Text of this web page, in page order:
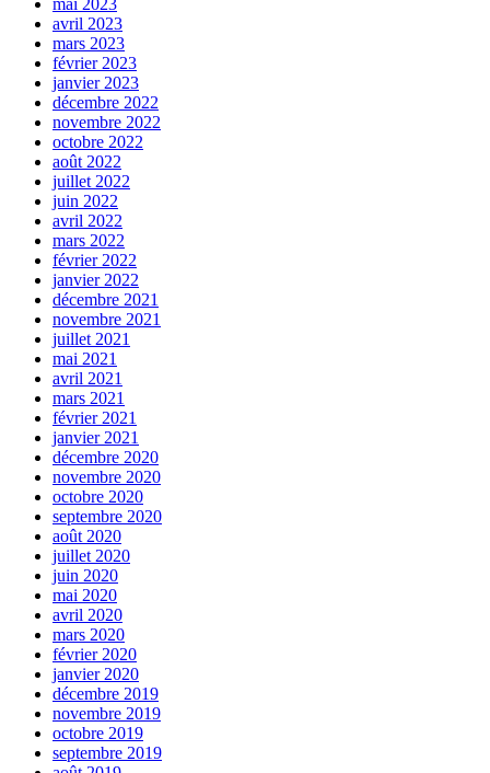
avril 2023
mars 2023
février 2023
janvier 2023
décembre 2022
novembre 2022
octobre 2022
août 2022
juillet 2022
juin 2022
avril 2022
mars 2022
février 2022
janvier 2022
décembre 2021
novembre 2021
juillet 2021
mai 2021
avril 2021
mars 2021
février 2021
janvier 2021
décembre 2020
novembre 2020
octobre 2020
septembre 2020
août 2020
juillet 2020
juin 2020
mai 2020
avril 2020
mars 2020
février 2020
janvier 2020
décembre 2019
novembre 2019
octobre 2019
septembre 2019